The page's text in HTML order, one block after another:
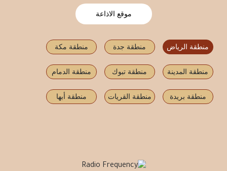
موقع الاذاعة
منطقة الرياض منطقة جدة منطقة مكة
منطقة المدينة منطقة تبوك منطقة الدمام
منطقة بريدة منطقة القريات منطقة أبها